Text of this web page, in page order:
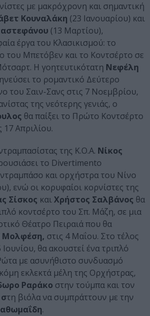
με μακρόχρονη και σημαντική
Κουναλάκη (23 Ιανουαρίου) και
(13 Μαρτίου),
έργα του Κλασικισμού: το
του Μπετόβεν και το Κοντσέρτο σε
Η γοητευτικότατη Νεφέλη
το ρομαντικό Δεύτερο
του Σαιν-Σανς στις 7 Νοεμβρίου,
της νεότερης γενιάς, ο
θα παίξει το Πρώτο Κοντσέρτο
Απριλίου.
της Κ.Ο.Α. Νίκος
το Divertimento
και ορχήστρα του Νίνο
ενώ οι κορυφαίοι κορνίστες της
Σίσκος καιΧρήστος Σαλβάνος θα
κοντσέρτο του Σπ. Μάζη, σε μια
Θέατρο Πειραιά που θα
Μολφέση, στις 4 Μαΐου. Στο τέλος
Ιουνίου, θα ακουστεί ένα τριπλό
με ασυνήθιστο συνδυασμό
εκλεκτά μέλη της Ορχήστρας,
Ραράκο στην τούμπα και τον
τη βιόλα να συμπράττουν με την
.